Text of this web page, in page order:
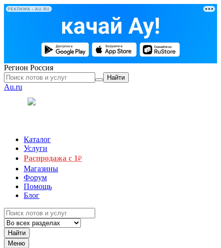
РЕКЛАМА • AU.RU
Регион Россия
Найти
Au.ru
Каталог
Услуги
Распродажа с 1₽
Магазины
Форум
Помощь
Блог
Найти
Меню